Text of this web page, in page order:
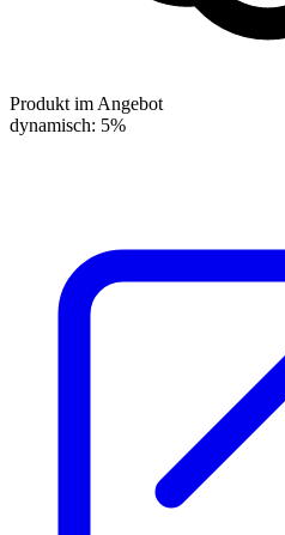
Produkt im Angebot
dynamisch: 5%